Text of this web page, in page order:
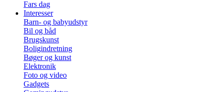
Fars dag
Interesser
Barn- og babyudstyr
Bil og båd
Brugskunst
Boligindretning
Bøger og kunst
Elektronik
Foto og video
Gadgets